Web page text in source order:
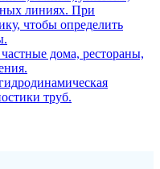
линиях. При
чтобы определить
дома, рестораны,
труб.